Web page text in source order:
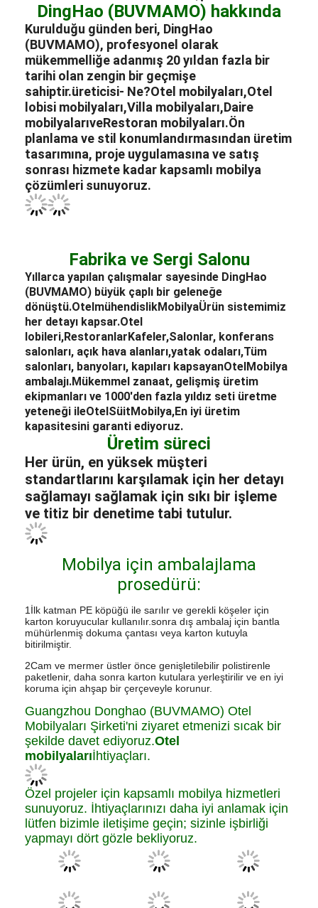
DingHao (BUVMAMO) hakkında
Kurulduğu günden beri, DingHao
(BUVMAMO), profesyonel olarak
mükemmelliğe adanmış 20 yıldan fazla bir
tarihi olan zengin bir geçmişe
sahiptir.üreticisi- Ne?Otel mobilyaları,Otel
lobisi mobilyaları,Villa mobilyaları,Daire
mobilyalarıveRestoran mobilyaları.Ön
planlama ve stil konumlandırmasından üretim
tasarımına, proje uygulamasına ve satış
sonrası hizmete kadar kapsamlı mobilya
çözümleri sunuyoruz.
Fabrika ve Sergi Salonu
Yıllarca yapılan çalışmalar sayesinde DingHao
(BUVMAMO) büyük çaplı bir geleneğe
dönüştü.OtelmühendislikMobilyaÜrün sistemimiz
her detayı kapsar.Otel
lobileri,RestoranlarKafeler,Salonlar, konferans
salonları, açık hava alanları,yatak odaları,Tüm
salonları, banyoları, kapıları kapsayanOtelMobilya
ambalajı.Mükemmel zanaat, gelişmiş üretim
ekipmanları ve 1000'den fazla yıldız seti üretme
yeteneği ileOtelSüitMobilya,En iyi üretim
kapasitesini garanti ediyoruz.
Üretim süreci
Her ürün, en yüksek müşteri
standartlarını karşılamak için her detayı
sağlamayı sağlamak için sıkı bir işleme
ve titiz bir denetime tabi tutulur.
Mobilya için ambalajlama
prosedürü:
1İlk katman PE köpüğü ile sarılır ve gerekli köşeler için
karton koruyucular kullanılır.sonra dış ambalaj için bantla
mühürlenmiş dokuma çantası veya karton kutuyla
bitirilmiştir.
2Cam ve mermer üstler önce genişletilebilir polistirenle
paketlenir, daha sonra karton kutulara yerleştirilir ve en iyi
koruma için ahşap bir çerçeveyle korunur.
Guangzhou Donghao (BUVMAMO) Otel
Mobilyaları Şirketi'ni ziyaret etmenizi sıcak bir
şekilde davet ediyoruz.Otel
mobilyalarıİhtiyaçları.
Özel projeler için kapsamlı mobilya hizmetleri
sunuyoruz. İhtiyaçlarınızı daha iyi anlamak için
lütfen bizimle iletişime geçin; sizinle işbirliği
yapmayı dört gözle bekliyoruz.